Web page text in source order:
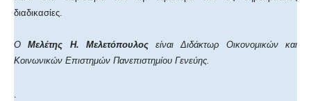
διαδικασίες.
ΟΜελέτης Η. Μελετόπουλοςείναι Διδάκτωρ Οικονομικών και
Κοινωνικών Επιστημών Πανεπιστημίου Γενεύης.
.